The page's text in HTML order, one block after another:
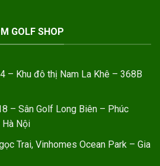
GOLF SHOP
– Khu đô thị Nam La Khê – 368B
– Sân Golf Long Biên – Phúc
Nội
Trai, Vinhomes Ocean Park – Gia